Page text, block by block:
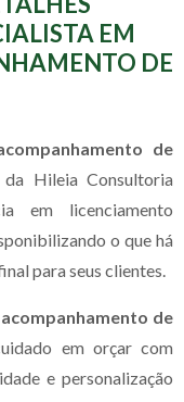
EM
DE
de
Hileia Consultoria
em licenciamento
o que há
para seus clientes.
de
em orçar com
e personalização